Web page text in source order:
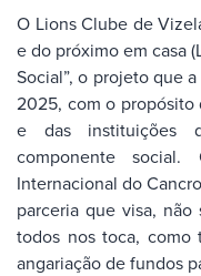
O Lions Clube de
e do próximo em casa
Social”, o projeto que
2025, com o propósito
e das instituições
componente
Internacional do
parceria que visa,
todos nos toca, como
angariação de fundos